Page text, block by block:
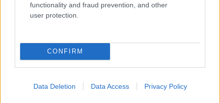
functionality and fraud prevention, and other
user protection.
CONFIRM
Data Deletion Data Access Privacy Policy
Ron DeSantis válaszolt Trump aljas
vádaskodásaira